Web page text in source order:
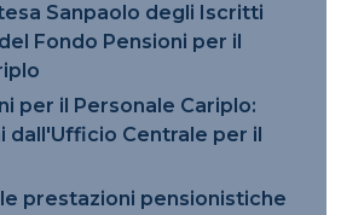
Sanpaolo degli Iscritti
Fondo Pensioni per il
per il Personale Cariplo:
dall'Ufficio Centrale per il
prestazioni pensionistiche